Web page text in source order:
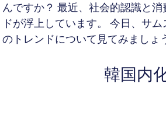
んですか？ 最近、社会的認識と
ドが浮上しています。 今日、サ
のトレンドについて見てみましょ
韓国内